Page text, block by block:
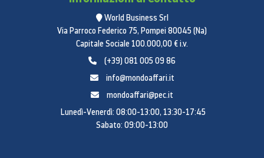
World Business Srl
Via Parroco Federico 75, Pompei 80045 (Na)
Capitale Sociale 100.000,00 € i.v.
(+39) 081 005 09 86
info@mondoaffari.it
mondoaffari@pec.it
Lunedì-Venerdì: 08:00-13:00, 13:30-17:45
Sabato: 09:00-13:00